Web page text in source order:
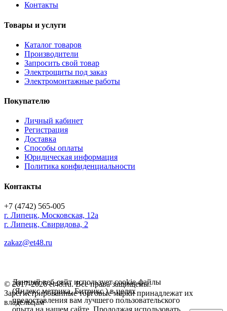
Контакты
Товары и услуги
Каталог товаров
Производители
Запросить свой товар
Электрощиты под заказ
Электромонтажные работы
Покупателю
Личный кабинет
Регистрация
Доставка
Способы оплаты
Юридическая информация
Политика конфиденциальности
Контакты
+7 (4742) 565-005
г. Липецк, Московская, 12а
г. Липецк, Свиридова, 2
zakaz@et48.ru
© 2017-2026 et48.ru. Все права защищены.
Зарегистрированные торговые марки принадлежат их
владельцам
Данный веб-сайт использует cookie-файлы
(Яндекс метрика, Битрикс ) в целях
предоставления вам лучшего пользовательского
опыта на нашем сайте. Продолжая использовать